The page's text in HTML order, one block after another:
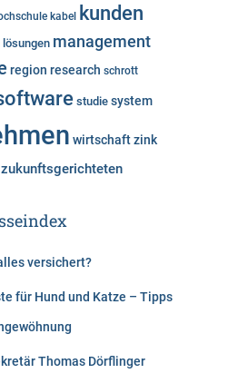
kabel kunden
lösungen management
region research schrott
studie system
wirtschaftzink
zukunftsgerichteten
versichert?
für Hund und Katze – Tipps
Thomas Dörflinger